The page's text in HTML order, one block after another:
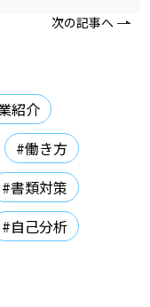
次の記事へ
紹介
#働き方
#書類対策
#自己分析